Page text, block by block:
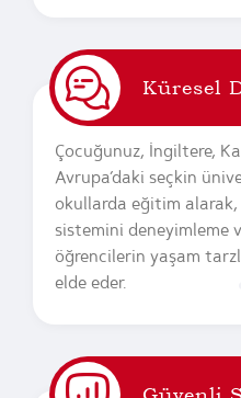
Küresel
Çocuğunuz, İngiltere,
Avrupa’daki seçkin
okullarda eğitim
sistemini deneyimleme
öğrencilerin yaşam
elde eder.